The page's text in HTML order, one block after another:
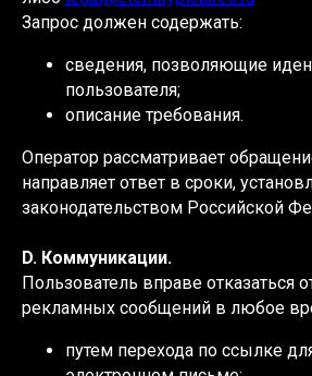
Запрос должен содержать:
сведения, позволяющие
пользователя;
описание требования.
Оператор рассматривает
направляет ответ в сроки,
законодательством Российской
D. Коммуникации.
Пользователь вправе отказаться
рекламных сообщений в любое
путем перехода по ссылке